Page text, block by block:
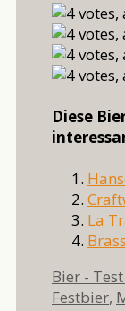
Diese
La
Kategorien
Bier -
Festbier,